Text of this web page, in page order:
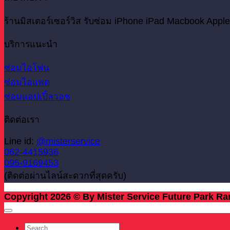
ร้านมิสเตอร์เซอร์วิส รับซ่อม iPhone iPad Macbook
บริการแนะนำ
ซ่อมไอโฟน
ซ่อมไอแพด
ซ่อมแอปเปิ้ลวอช
ติดต่อเรา
Line id: @misterservice
062-4415936
095-9169453
(ติดต่อผ่านไลน์สะดวกที่สุดครับ)
Copyright 2026 © By Mister Service Future Park